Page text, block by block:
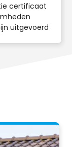
certificaat
uitgevoerd